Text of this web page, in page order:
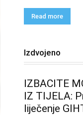
Read more
Izdvojeno
IZBACITE
IZ TIJELA:
liječenje